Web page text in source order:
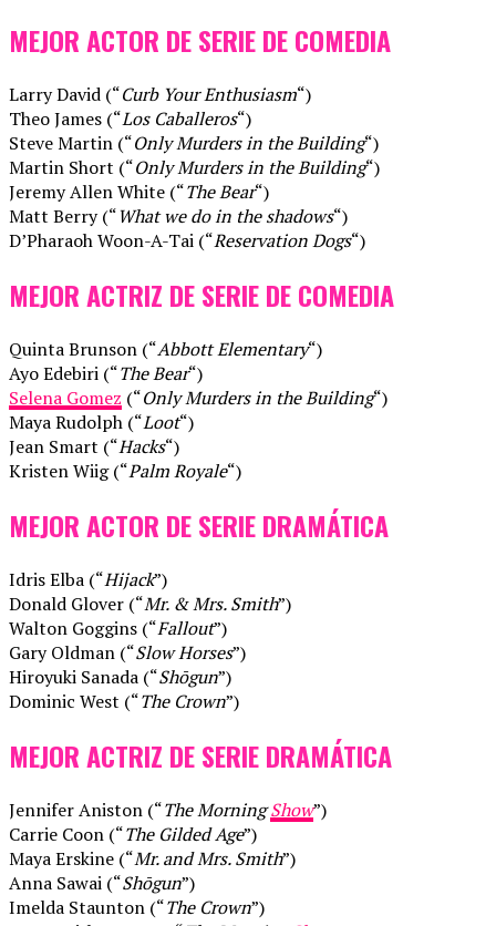
MEJOR ACTOR DE SERIE DE COMEDIA
Larry David (“Curb Your Enthusiasm“)
Theo James (“Los Caballeros“)
Steve Martin (“Only Murders in the Building“)
Martin Short (“Only Murders in the Building“)
Jeremy Allen White (“The Bear“)
Matt Berry (“What we do in the shadows“)
D’Pharaoh Woon-A-Tai (“Reservation Dogs“)
MEJOR ACTRIZ DE SERIE DE COMEDIA
Quinta Brunson (“Abbott Elementary“)
Ayo Edebiri (“The Bear“)
Selena Gomez (“Only Murders in the Building“)
Maya Rudolph (“Loot“)
Jean Smart (“Hacks“)
Kristen Wiig (“Palm Royale“)
MEJOR ACTOR DE SERIE DRAMÁTICA
Idris Elba (“Hijack”)
Donald Glover (“Mr. & Mrs. Smith”)
Walton Goggins (“Fallout”)
Gary Oldman (“Slow Horses”)
Hiroyuki Sanada (“Shōgun”)
Dominic West (“The Crown”)
MEJOR ACTRIZ DE SERIE DRAMÁTICA
Jennifer Aniston (“The MorningShow”)
Carrie Coon (“The Gilded Age”)
Maya Erskine (“Mr. and Mrs. Smith”)
Anna Sawai (“Shōgun”)
Imelda Staunton (“The Crown”)